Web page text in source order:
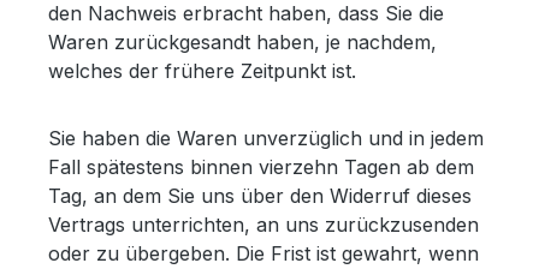
den Nachweis erbracht haben, dass Sie die
Waren zurückgesandt haben, je nachdem,
welches der frühere Zeitpunkt ist.
Sie haben die Waren unverzüglich und in jedem
Fall spätestens binnen vierzehn Tagen ab dem
Tag, an dem Sie uns über den Widerruf dieses
Vertrags unterrichten, an uns zurückzusenden
oder zu übergeben. Die Frist ist gewahrt, wenn